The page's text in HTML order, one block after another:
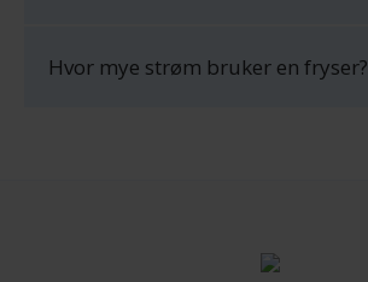
Hvor mye strøm bruker en fryser?